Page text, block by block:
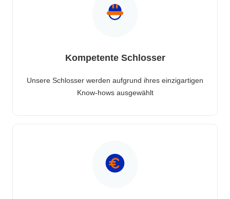
Kompetente Schlosser
Unsere Schlosser werden aufgrund ihres einzigartigen
Know-hows ausgewählt